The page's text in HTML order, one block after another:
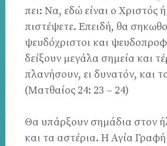
πει: Να, εδώ είναι ο Χριστός
πιστέψετε. Επειδή, θα
ψευδόχριστοι και
δείξουν μεγάλα σημεία και
πλανήσουν, ει δυνατόν, και
(Ματθαίος 24: 23 – 24)
Θα υπάρξουν σημάδια στον
και τα αστέρια. Η Αγία